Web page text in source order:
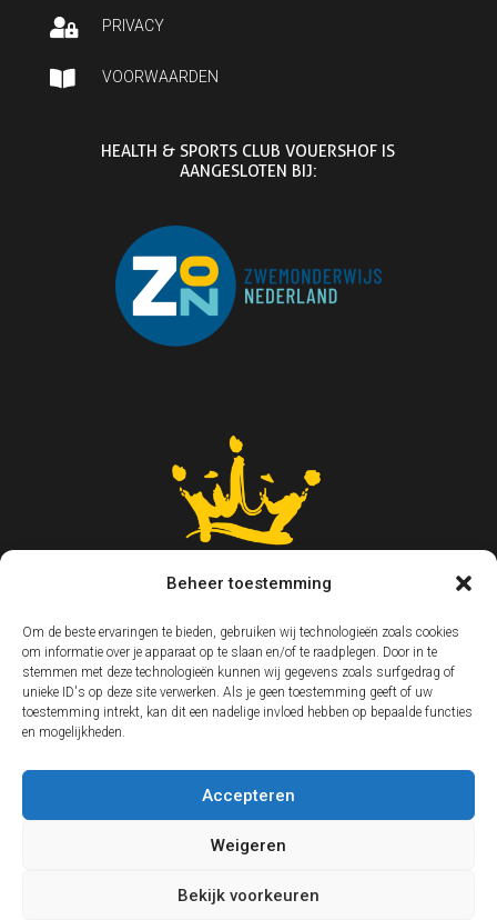
Beheer toestemming
Om de beste ervaringen te bieden, gebruiken wij technologieën zoals cookies
om informatie over je apparaat op te slaan en/of te raadplegen. Door in te
stemmen met deze technologieën kunnen wij gegevens zoals surfgedrag of
unieke ID's op deze site verwerken. Als je geen toestemming geeft of uw
toestemming intrekt, kan dit een nadelige invloed hebben op bepaalde functies
en mogelijkheden.
Accepteren
Weigeren
Bekijk voorkeuren
 PRIVACY
 VOORWAARDEN
HEALTH & SPORTS CLUB VOUERSHOF IS
AANGESLOTEN BIJ: